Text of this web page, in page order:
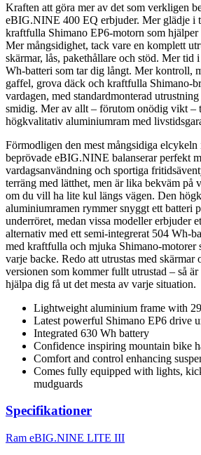
Kraften att göra mer av det som verkligen
eBIG.NINE 400 EQ erbjuder. Mer glädje i
kraftfulla Shimano EP6-motorn som
Mer mångsidighet, tack vare en komplett
skärmar, lås, pakethållare och stöd. Mer tid
Wh-batteri som tar dig långt. Mer kontroll,
gaffel, grova däck och kraftfulla Shimano-
vardagen, med standardmonterad
smidig. Mer av allt – förutom onödig vikt –
högkvalitativ aluminiumram med
Förmodligen den mest mångsidiga
beprövade eBIG.NINE balanserar perfekt
vardagsanvändning och sportiga
terräng med lätthet, men är lika bekväm på
om du vill ha lite kul längs vägen. Den
aluminiumramen rymmer snyggt ett batteri
underröret, medan vissa modeller erbjuder
alternativ med ett semi-integrerat 504 Wh-
med kraftfulla och mjuka Shimano-motorer
varje backe. Redo att utrustas med
versionen som kommer fullt utrustad – så
hjälpa dig få ut det mesta av varje situation.
Lightweight aluminium frame with
Latest powerful Shimano EP6 drive
Integrated 630 Wh battery
Confidence inspiring mountain bike
Comfort and control enhancing
Comes fully equipped with lights,
mudguards
Specifikationer
Ram eBIG.NINE LITE III